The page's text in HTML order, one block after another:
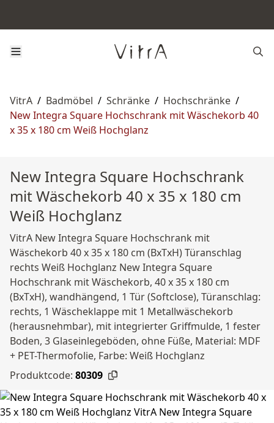
VitrA / Badmöbel / Schränke / Hochschränke /
New Integra Square Hochschrank mit Wäschekorb 40
x 35 x 180 cm Weiß Hochglanz
New Integra Square Hochschrank
mit Wäschekorb 40 x 35 x 180 cm
Weiß Hochglanz
VitrA New Integra Square Hochschrank mit
Wäschekorb 40 x 35 x 180 cm (BxTxH) Türanschlag
rechts Weiß Hochglanz New Integra Square
Hochschrank mit Wäschekorb, 40 x 35 x 180 cm
(BxTxH), wandhängend, 1 Tür (Softclose), Türanschlag:
rechts, 1 Wäscheklappe mit 1 Metallwäschekorb
(herausnehmbar), mit integrierter Griffmulde, 1 fester
Boden, 3 Glaseinlegeböden, ohne Füße, Material: MDF
+ PET-Thermofolie, Farbe: Weiß Hochglanz
Produktcode: 80309